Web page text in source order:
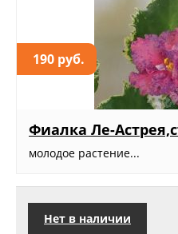
190 руб.
Фиалка Ле-
молодое растение...
Нет в наличии